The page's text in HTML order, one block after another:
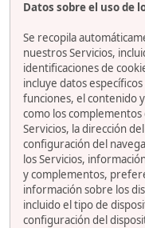
Datos sobre el uso de
Se recopila
nuestros Servicios,
identificaciones de
incluye datos
funciones, el contenido
como los
Servicios, la dirección
configuración del
los Servicios,
y complementos,
información sobre los
incluido el tipo de
configuración del